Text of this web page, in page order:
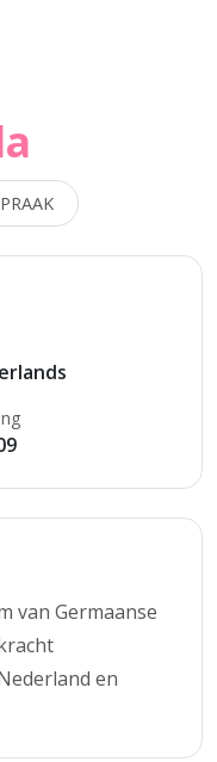
van Germaanse
en